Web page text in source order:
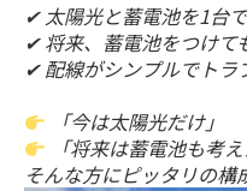
✔ 太陽光と蓄電池を1台
✔ 将来、蓄電池をつけて
✔ 配線がシンプルでトラ
「今は太陽光だけ」
「将来は蓄電池も考え
そんな方にピッタリの構